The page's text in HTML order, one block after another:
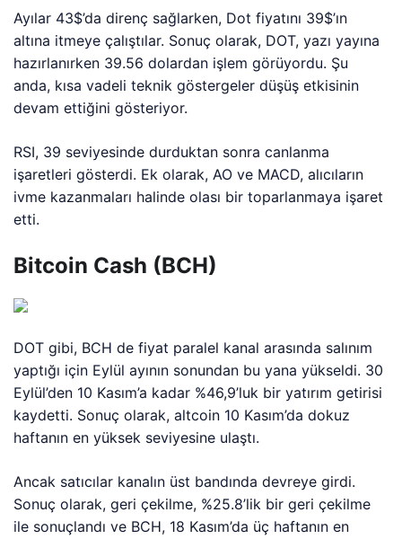
Ayılar 43$’da direnç sağlarken, Dot fiyatını 39$’ın
altına itmeye çalıştılar. Sonuç olarak, DOT, yazı yayına
hazırlanırken 39.56 dolardan işlem görüyordu. Şu
anda, kısa vadeli teknik göstergeler düşüş etkisinin
devam ettiğini gösteriyor.
RSI, 39 seviyesinde durduktan sonra canlanma
işaretleri gösterdi. Ek olarak, AO ve MACD, alıcıların
ivme kazanmaları halinde olası bir toparlanmaya işaret
etti.
Bitcoin Cash (BCH)
DOT gibi, BCH de fiyat paralel kanal arasında salınım
yaptığı için Eylül ayının sonundan bu yana yükseldi. 30
Eylül’den 10 Kasım’a kadar %46,9’luk bir yatırım getirisi
kaydetti. Sonuç olarak, altcoin 10 Kasım’da dokuz
haftanın en yüksek seviyesine ulaştı.
Ancak satıcılar kanalın üst bandında devreye girdi.
Sonuç olarak, geri çekilme, %25.8’lik bir geri çekilme
ile sonuçlandı ve BCH, 18 Kasım’da üç haftanın en